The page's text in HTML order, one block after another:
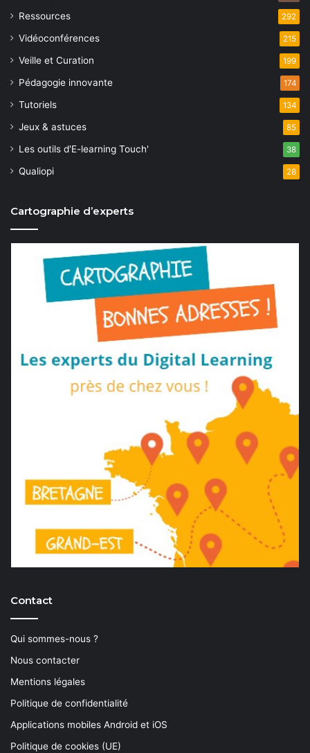
Ressources 292
Vidéoconférences 215
Veille et Curation 199
Pédagogie innovante 174
Tutoriels 134
Jeux & astuces 85
Les outils d'E-learning Touch' 38
Qualiopi 28
Cartographie d’experts
Contact
Qui sommes-nous ?
Nous contacter
Mentions légales
Politique de confidentialité
Applications mobiles Android et iOS
Politique de cookies (UE)